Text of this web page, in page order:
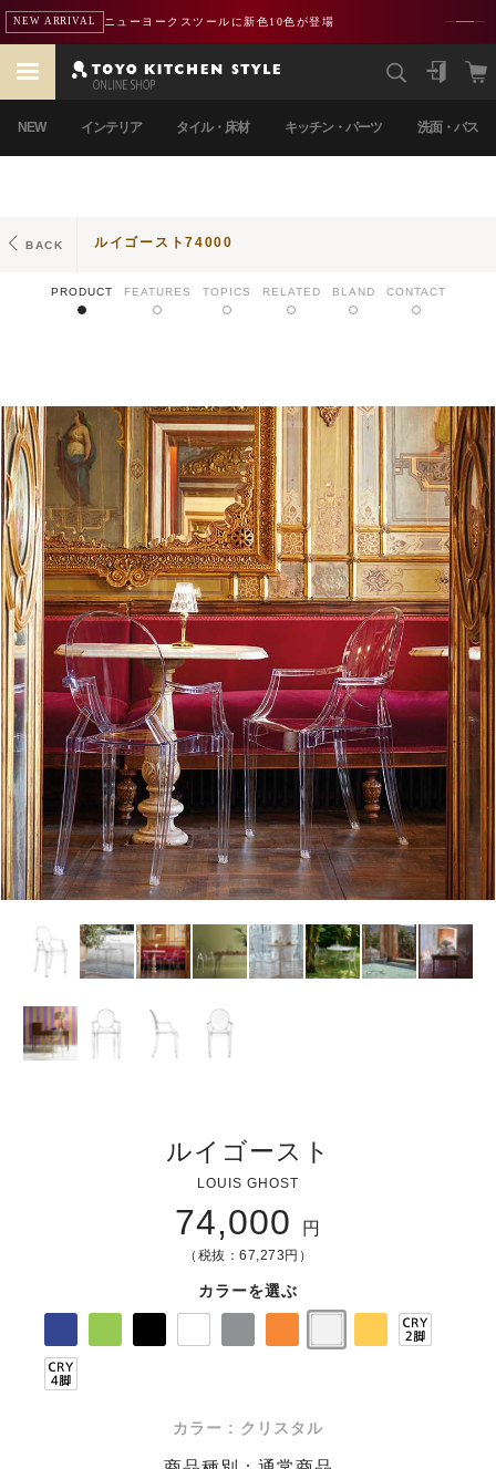
重要 熊本地震による配送遅延のお知らせ
NEW インテリア タイル・床材 キッチン・パーツ 洗面・バス
BACK ルイゴースト74000
PRODUCT FEATURES TOPICS RELATED BLAND CONTACT
ルイゴースト
LOUIS GHOST
74,000 円
（税抜：67,273円）
カラーを選ぶ
カラー : クリスタル